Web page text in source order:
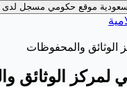
موقع حكومي مسجل لدى
الوثائق والمحفوظات
لمركز الوثائق